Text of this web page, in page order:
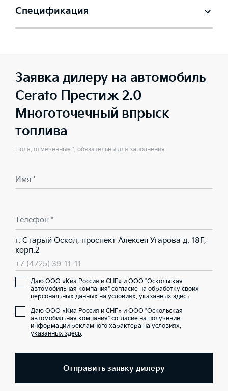
Спецификация
Заявка дилеру на автомобиль
Cerato Престиж 2.0
Многоточечный впрыск
топлива
Поля, отмеченные *, обязательны для заполнения
Имя *
Телефон *
г. Старый Оскол, проспект Алексея Угарова д. 18Г,
корп.2
+7 (4725) 39-11-11
Даю ООО «Киа Россия и СНГ» и ООО "Оскольская
автомобильная компания" согласие на обработку своих
персональных данных на условиях, указанных здесь
Даю ООО «Киа Россия и СНГ» и ООО "Оскольская
автомобильная компания" согласие на получение
информации рекламного характера на условиях,
указанных здесь.
Отправить заявку дилеру